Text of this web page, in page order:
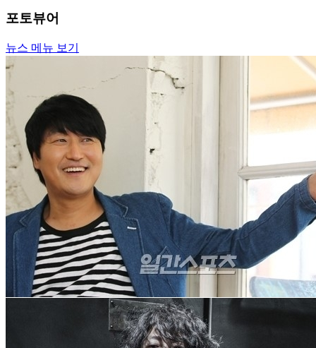
포토뷰어
뉴스 메뉴 보기